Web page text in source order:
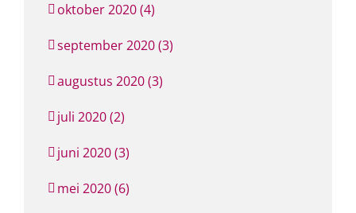
oktober 2020 (4)
september 2020 (3)
augustus 2020 (3)
juli 2020 (2)
juni 2020 (3)
mei 2020 (6)